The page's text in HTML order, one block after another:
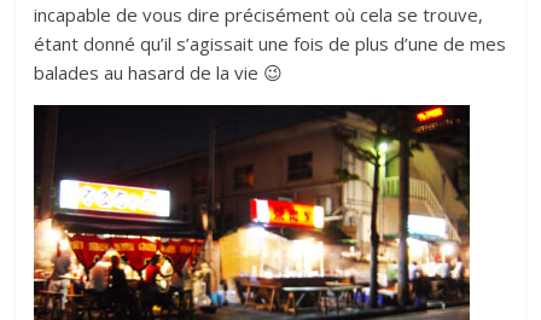
incapable de vous dire précisément où cela se trouve,
étant donné qu’il s’agissait une fois de plus d’une de mes
balades au hasard de la vie 😉